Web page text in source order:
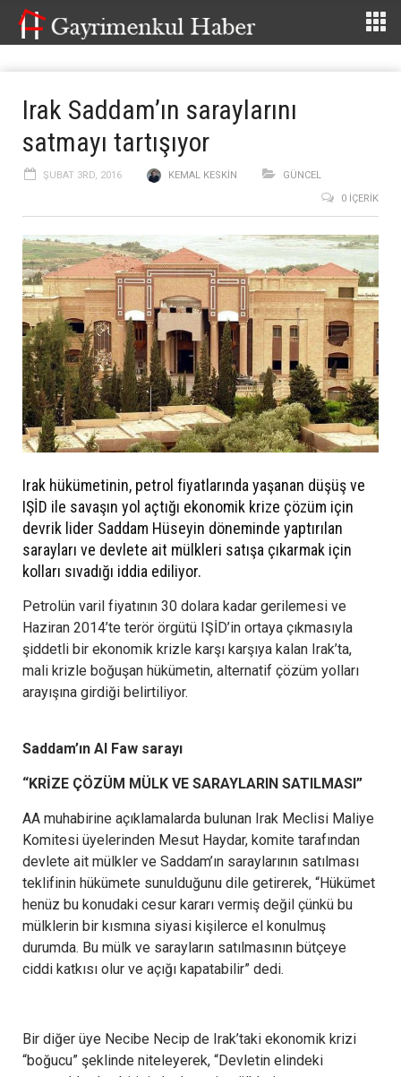
Irak Saddam’ın saraylarını
satmayı tartışıyor
ŞUBAT 3RD, 2016 KEMAL KESKIN
GÜNCEL
0 İÇERIK
Irak hükümetinin, petrol fiyatlarında yaşanan düşüş ve
IŞİD ile savaşın yol açtığı ekonomik krize çözüm için
devrik lider Saddam Hüseyin döneminde yaptırılan
sarayları ve devlete ait mülkleri satışa çıkarmak için
kolları sıvadığı iddia ediliyor.
Petrolün varil fiyatının 30 dolara kadar gerilemesi ve
Haziran 2014’te terör örgütü IŞİD’in ortaya çıkmasıyla
şiddetli bir ekonomik krizle karşı karşıya kalan Irak’ta,
mali krizle boğuşan hükümetin, alternatif çözüm yolları
arayışına girdiği belirtiliyor.
Saddam’ın Al Faw sarayı
“KRİZE ÇÖZÜM MÜLK VE SARAYLARIN SATILMASI”
AA muhabirine açıklamalarda bulunan Irak Meclisi Maliye
Komitesi üyelerinden Mesut Haydar, komite tarafından
devlete ait mülkler ve Saddam’ın saraylarının satılması
teklifinin hükümete sunulduğunu dile getirerek, “Hükümet
henüz bu konudaki cesur kararı vermiş değil çünkü bu
mülklerin bir kısmına siyasi kişilerce el konulmuş
durumda. Bu mülk ve sarayların satılmasının bütçeye
ciddi katkısı olur ve açığı kapatabilir” dedi.
Bir diğer üye Necibe Necip de Irak’taki ekonomik krizi
“boğucu” şeklinde niteleyerek, “Devletin elindeki